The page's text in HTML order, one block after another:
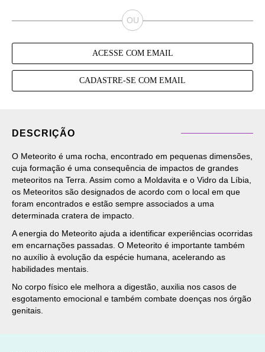
ACESSE COM EMAIL
CADASTRE-SE COM EMAIL
DESCRIÇÃO
O Meteorito é uma rocha, encontrado em pequenas dimensões,
cuja formação é uma consequência de impactos de grandes
meteoritos na Terra. Assim como a Moldavita e o Vidro da Líbia,
os Meteoritos são designados de acordo com o local em que
foram encontrados e estão sempre associados a uma
determinada cratera de impacto.
A energia do Meteorito ajuda a identificar experiências ocorridas
em encarnações passadas. O Meteorito é importante também
no auxílio à evolução da espécie humana, acelerando as
habilidades mentais.
No corpo físico ele melhora a digestão, auxilia nos casos de
esgotamento emocional e também combate doenças nos órgão
genitais.